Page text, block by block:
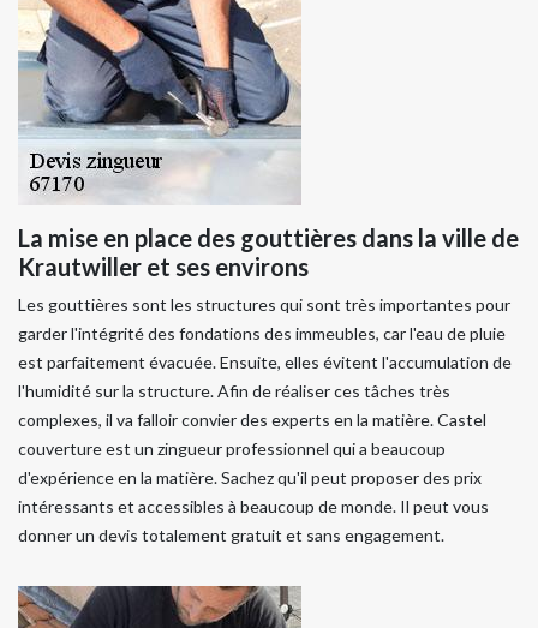
La mise en place des gouttières dans la ville de
Krautwiller et ses environs
Les gouttières sont les structures qui sont très importantes pour
garder l'intégrité des fondations des immeubles, car l'eau de pluie
est parfaitement évacuée. Ensuite, elles évitent l'accumulation de
l'humidité sur la structure. Afin de réaliser ces tâches très
complexes, il va falloir convier des experts en la matière. Castel
couverture est un zingueur professionnel qui a beaucoup
d'expérience en la matière. Sachez qu'il peut proposer des prix
intéressants et accessibles à beaucoup de monde. Il peut vous
donner un devis totalement gratuit et sans engagement.